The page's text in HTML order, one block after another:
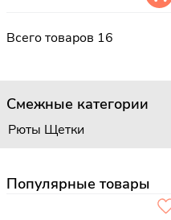
Всего товаров 16
Смежные категории
Рюты Щетки
Популярные товары